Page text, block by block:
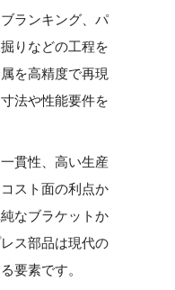
ランキング、パ
りなどの工程を
を高精度で再現
法や性能要件を
貫性、高い生産
スト面の利点か
なブラケットか
ス部品は現代の
要素です。